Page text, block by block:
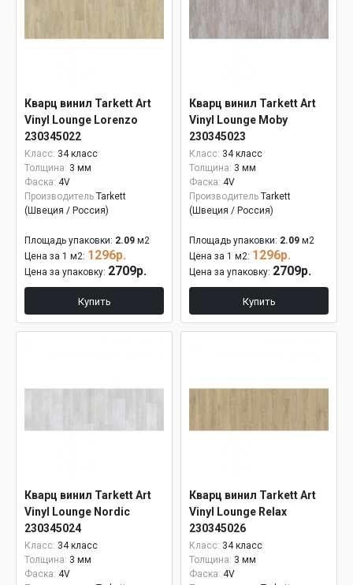
Кварц винил Tarkett Art
Vinyl Lounge Lorenzo
230345022
Класс: 34 класс
Толщина: 3 мм
Фаска: 4V
Производитель Tarkett
(Швеция / Россия)
Площадь упаковки: 2.09 м2
Цена за 1 м2: 1296р.
Цена за упаковку: 2709р.
Купить
Кварц винил Tarkett Art
Vinyl Lounge Moby
230345023
Класс: 34 класс
Толщина: 3 мм
Фаска: 4V
Производитель Tarkett
(Швеция / Россия)
Площадь упаковки: 2.09 м2
Цена за 1 м2: 1296р.
Цена за упаковку: 2709р.
Купить
Кварц винил Tarkett Art
Vinyl Lounge Nordic
230345024
Класс: 34 класс
Толщина: 3 мм
Фаска: 4V
Кварц винил Tarkett Art
Vinyl Lounge Relax
230345026
Класс: 34 класс
Толщина: 3 мм
Фаска: 4V